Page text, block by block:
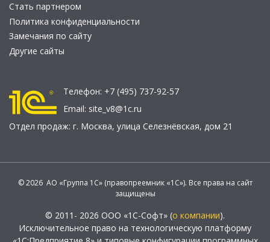
Стать партнером
Политика конфиденциальности
Замечания по сайту
Другие сайты
Телефон: +7 (495) 737-92-57
Email: site_v8@1c.ru
Отдел продаж: г. Москва, улица Селезнёвская, дом 21
© 2026 АО «Группа 1С» (правопреемник «1С»). Все права на сайт
защищены
© 2011- 2026 ООО «1С-Софт» (о компании).
Исключительное право на технологическую платформу